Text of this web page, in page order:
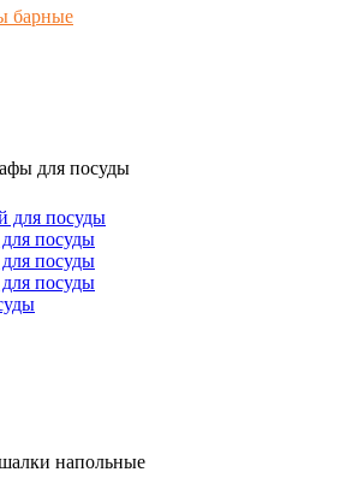
барные
для посуды
для посуды
посуды
посуды
посуды
напольные